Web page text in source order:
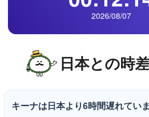
2026/08/07
日本との時
キーナは日本より6時間遅れていま